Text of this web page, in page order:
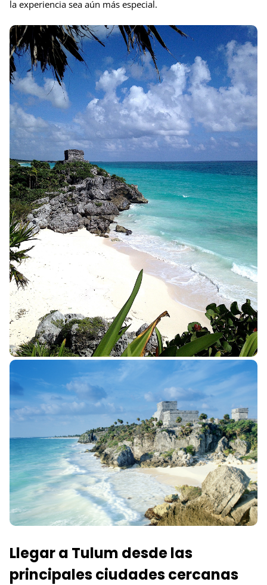
la experiencia sea aún más especial.
Llegar a Tulum desde las
principales ciudades cercanas